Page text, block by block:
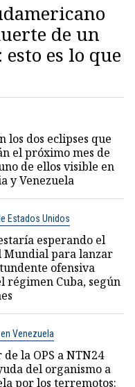
de un
es lo que
los dos eclipses que
el próximo mes de
de ellos visible en
y Venezuela
Estados Unidos
esperando el
Mundial para lanzar
ofensiva
régimen Cuba, según
Venezuela
la OPS a NTN24
del organismo a
por los terremotos: